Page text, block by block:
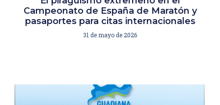
Campeonato de España de Maratón y
pasaportes para citas internacionales
31 de mayo de 2026